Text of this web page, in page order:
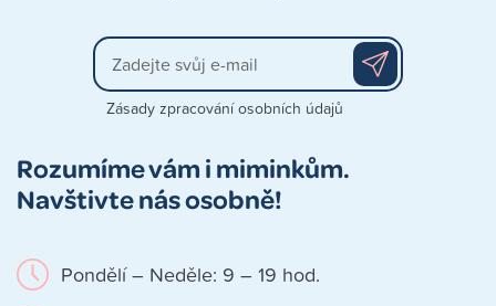
Zásady zpracování osobních údajů
Rozumíme vám i miminkům.
Navštivte nás osobně!
Pondělí – Neděle: 9 – 19 hod.